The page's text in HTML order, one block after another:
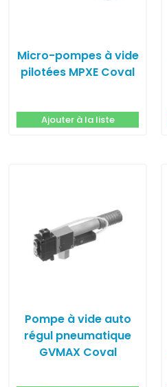
Micro-pompes à vide
pilotées MPXE Coval
Ajouter à la liste
Pompe à vide auto
régul pneumatique
GVMAX Coval